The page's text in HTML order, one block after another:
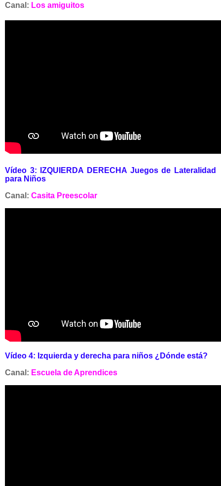
Canal: Los amiguitos
Vídeo 3:
IZQUIERDA DERECHA Juegos de Lateralidad
para Niños
Canal: Casita Preescolar
Vídeo 4: Izquierda y derecha para niños ¿Dónde está?
Canal: Escuela de Aprendices